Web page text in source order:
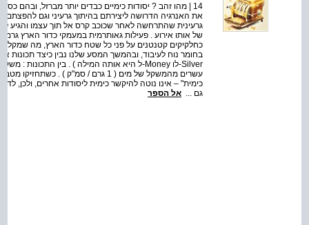
14 | מהו זהב ? יסודות כימיים כבדים יותר מברזל, ובהם
את האנרגיה הדרושה ליצירתם בהיתוך גרעיני וגם
גרעינית שהתרחשה לאחר שכוכב קרס אל תוך עצמו והגיע
של אותו אירוע . פעילות גאותרמית במעמקי כדור הארץ
כחלקיקים קטנטנים על פני כל שטח כדור הארץ, מה שמקל את
בחומר נוח לעיבוד, ובהמשך המסע שלנו נבין כיצד
עשרים מהמשקל של מים ( 1 גרם / סמ"ק
כימית" – אינו נוטה להיקשר כימית ליסודות אחרים, ולכן,
גם ... אל הספר